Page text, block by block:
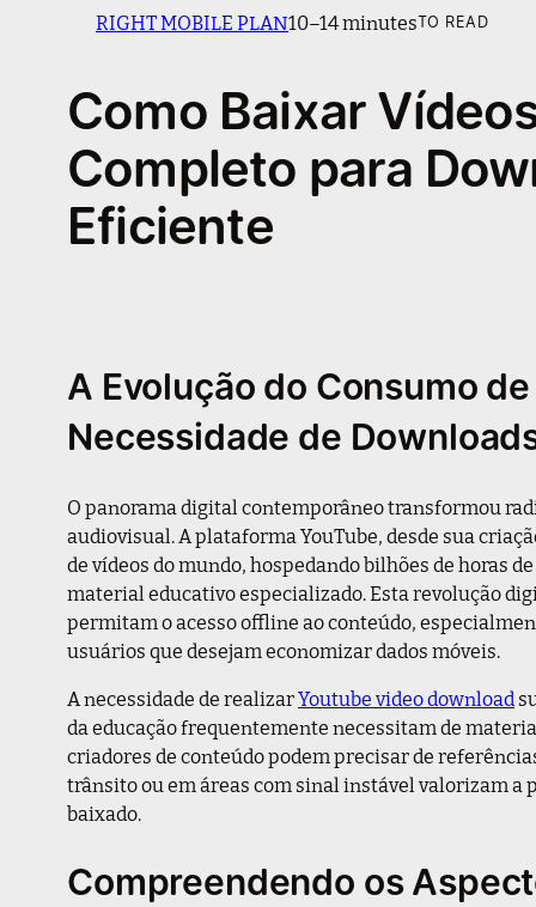
RIGHT MOBILE PLAN10–14 minutesTO READ
Como Baixar
Completo para
Eficiente
A Evolução do Consumo
Necessidade de
O panorama digital contemporâneo transformou
audiovisual. A plataforma YouTube, desde sua
de vídeos do mundo, hospedando bilhões de horas
material educativo especializado. Esta revolução
permitam o acesso offline ao conteúdo,
usuários que desejam economizar dados móveis.
A necessidade de realizarYoutube video download
da educação frequentemente necessitam de
criadores de conteúdo podem precisar de
trânsito ou em áreas com sinal instável valorizam
baixado.
Compreendendo os